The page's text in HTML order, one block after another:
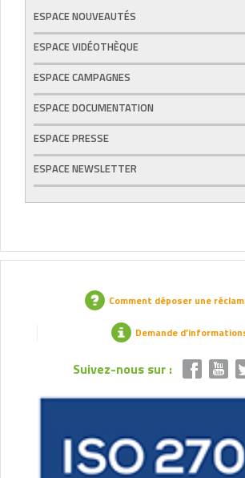
ESPACE NOUVEAUTÉS
ESPACE VIDÉOTHÈQUE
ESPACE CAMPAGNES
ESPACE DOCUMENTATION
ESPACE PRESSE
ESPACE NEWSLETTER
Comment déposer une
Demande
Suivez-nous sur :